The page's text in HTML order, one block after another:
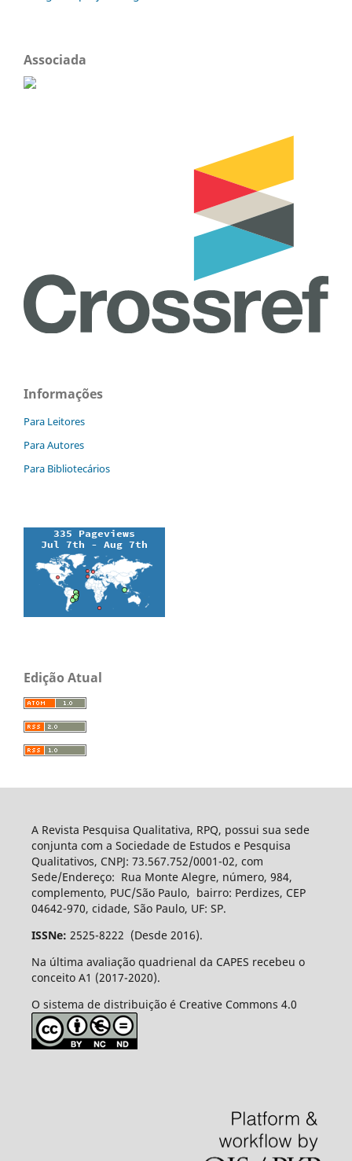
Associada
Informações
Para Leitores
Para Autores
Para Bibliotecários
Edição Atual
A Revista Pesquisa Qualitativa, RPQ, possui sua sede
conjunta com a Sociedade de Estudos e Pesquisa
Qualitativos, CNPJ: 73.567.752/0001-02, com
Sede/Endereço: Rua Monte Alegre, número, 984,
complemento, PUC/São Paulo, bairro: Perdizes, CEP
04642-970, cidade, São Paulo, UF: SP.
ISSNe: 2525-8222 (Desde 2016).
Na última avaliação quadrienal da CAPES recebeu o
conceito A1 (2017-2020).
O sistema de distribuição é Creative Commons 4.0